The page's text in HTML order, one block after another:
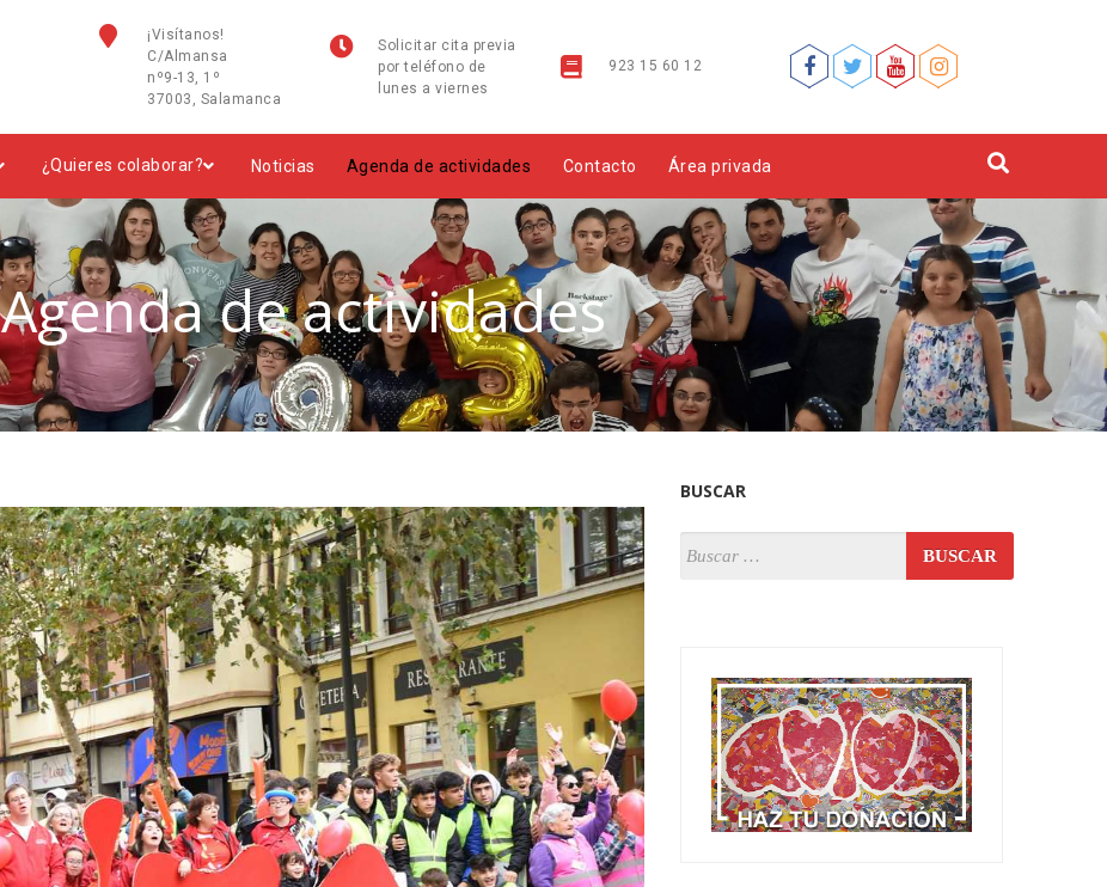
¡Visítanos!
C/Almansa
nº9-13, 1º
37003, Salamanca
Solicitar cita previa
por teléfono de
lunes a viernes
923 15 60 12
¿Quieres colaborar? Noticias Agenda de actividades Contacto Área privada
Agenda de actividades
BUSCAR